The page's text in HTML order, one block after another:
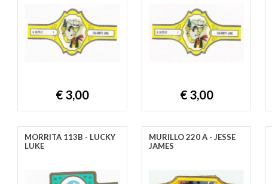
€ 3,00 € 3,00
MORRITA 113B - LUCKY
LUKE
MURILLO 220 A - JESSE
JAMES